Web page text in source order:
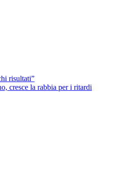
risultati”
cresce la rabbia per i ritardi